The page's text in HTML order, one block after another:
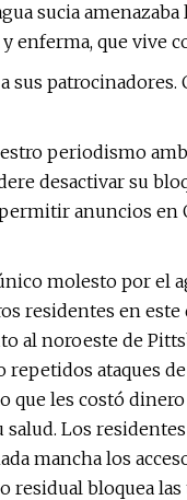
sucia amenazaba
enferma, que vive
sus
periodismo
desactivar su
anuncios en
molesto por el
residentes en
al noroeste de
ataques
que les costó
Los
mancha los
residual bloquea